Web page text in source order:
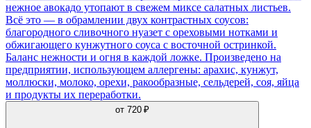
нежное авокадо утопают в свежем миксе салатных листьев.
Всё это — в обрамлении двух контрастных соусов:
благородного сливочного нуазет с ореховыми нотками и
обжигающего кунжутного соуса с восточной остринкой.
Баланс нежности и огня в каждой ложке. Произведено на
предприятии, использующем аллергены: арахис, кунжут,
моллюски, молоко, орехи, ракообразные, сельдерей, соя, яйца
и продукты их переработки.
от 720 ₽